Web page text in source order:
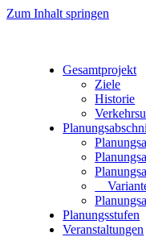
Zum Inhalt springen
Gesamtprojekt
Ziele
Historie
Planungsstufen
Veranstaltungen